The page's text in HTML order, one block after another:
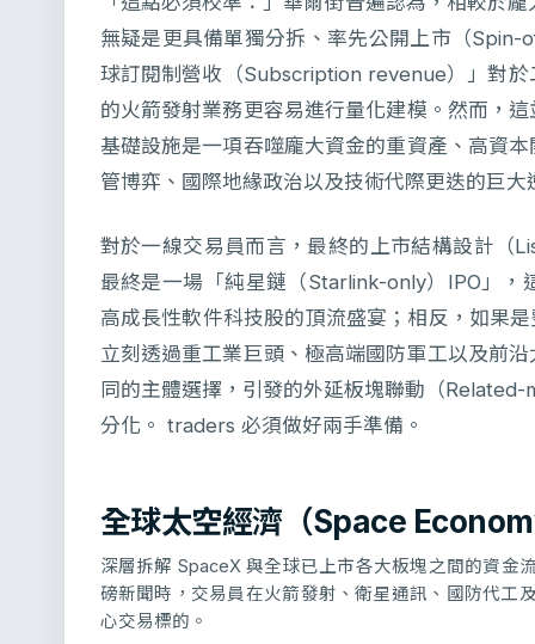
無疑是更具備單獨分拆、率先公開上市（
球訂閱制營收（Subscription revenue）」對
的火箭發射業務更容易進行量化建模。然而，
基礎設施是一項吞噬龐大資金的重資產、高資
管博弈、國際地緣政治以及技術代際更迭的巨大
對於一線交易員而言，最終的上市結構設計（
最終是一場「純星鏈（Starlink-only）IPO」
高成長性軟件科技股的頂流盛宴；相反，如果
立刻透過重工業巨頭、極高端國防軍工以及前
同的主體選擇，引發的外延板塊聯動（
分化。 traders 必須做好兩手準備。
全球太空經濟（Space
深層拆解 SpaceX 與全球已上市各大板塊之間的資金
磅新聞時，交易員在火箭發射、衛星通訊、國防代工
心交易標的。